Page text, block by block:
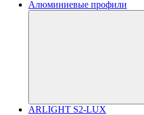
Алюминиевые профили
ARLIGHT S2-LUX